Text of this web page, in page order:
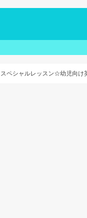
ペシャルレッスン☆幼児向け